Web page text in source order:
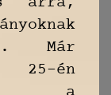
Már
én